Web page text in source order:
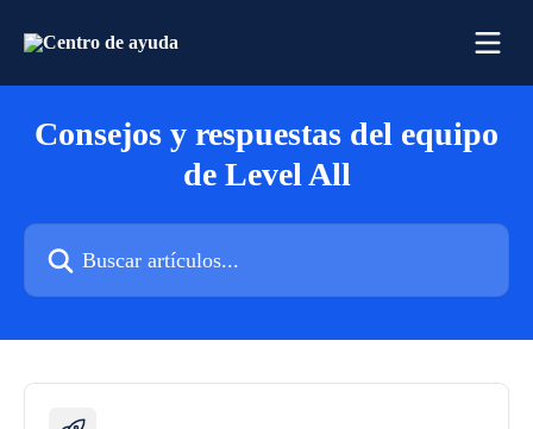
Consejos y respuestas del equipo
de Level All
Buscar artículos...